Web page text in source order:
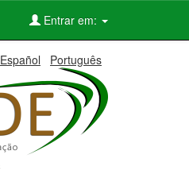
Entrar em:
Español Português